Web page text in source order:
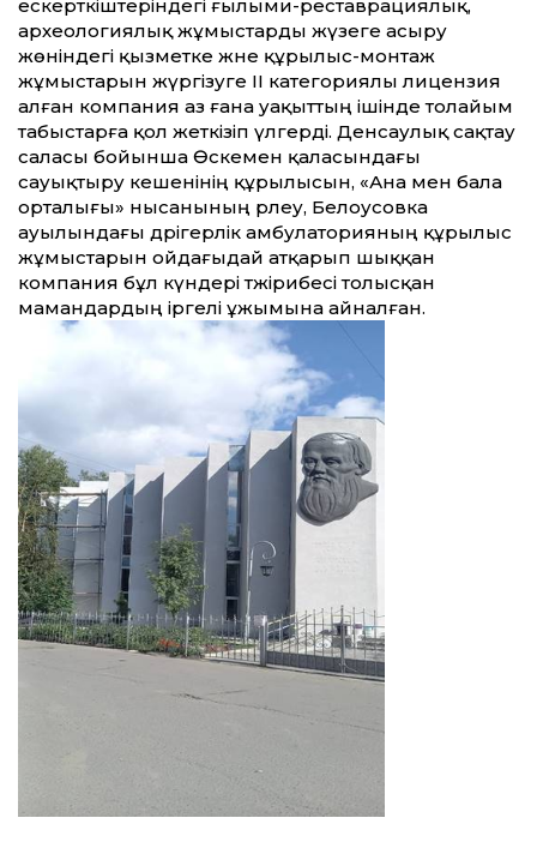
ескерткіштеріндегі ғылыми-реставрациялық,
археологиялық жұмыстарды жүзеге асыру
жөніндегі қызметке және құрылыс-монтаж
жұмыстарын жүргізуге ІІ категориялы лицензия
алған компания аз ғана уақыттың ішінде толайым
табыстарға қол жеткізіп үлгерді. Денсаулық сақтау
саласы бойынша Өскемен қаласындағы
сауықтыру кешенінің құрылысын, «Ана мен бала
орталығы» нысанының әрлеу, Белоусовка
ауылындағы дәрігерлік амбулаторияның құрылыс
жұмыстарын ойдағыдай атқарып шыққан
компания бұл күндері тәжірибесі толысқан
мамандардың іргелі ұжымына айналған.